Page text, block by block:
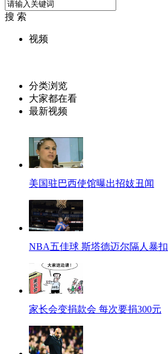
搜 索
视频
分类浏览
大家都在看
最新视频
美国驻巴西使馆曝出招妓丑闻
NBA五佳球 斯塔德迈尔隔人暴扣
家长会变捐款会 每次要捐300元